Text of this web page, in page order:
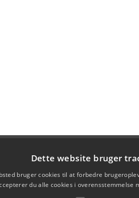
Dette website bruger
bruger cookies til at forbedre
du alle cookies i overensstemmelse